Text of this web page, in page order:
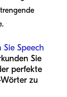
Sie Speech
Sie
perfekte
zu